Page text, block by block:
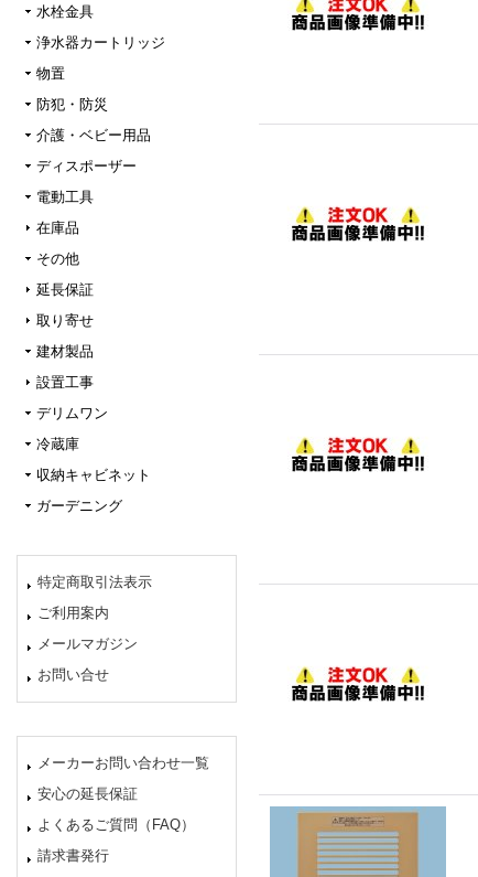
水栓金具
浄水器カートリッジ
物置
防犯・防災
介護・ベビー用品
ディスポーザー
電動工具
在庫品
その他
延長保証
取り寄せ
建材製品
設置工事
デリムワン
冷蔵庫
収納キャビネット
ガーデニング
特定商取引法表示
ご利用案内
メールマガジン
お問い合せ
メーカーお問い合わせ一覧
安心の延長保証
よくあるご質問（FAQ）
請求書発行